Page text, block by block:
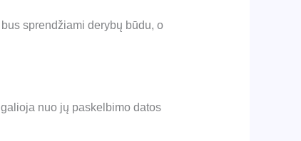
sprendžiami derybų būdu, o
nuo jų paskelbimo datos